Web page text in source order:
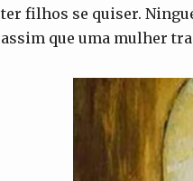
ter filhos se quiser.
assim que uma mulher